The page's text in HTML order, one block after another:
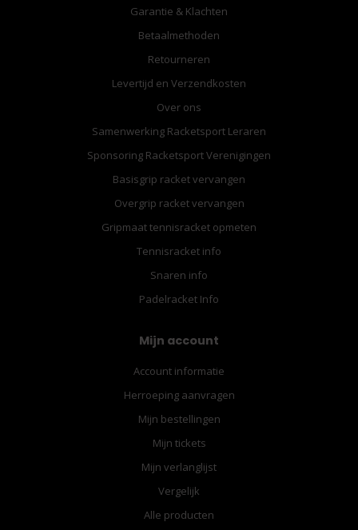
Garantie & Klachten
Betaalmethoden
Retourneren
Levertijd en Verzendkosten
Over ons
Samenwerking Racketsport Leraren
Sponsoring Racketsport Verenigingen
Basisgrip racket vervangen
Overgrip racket vervangen
Gripmaat tennisracket opmeten
Tennisracket info
Snaren info
Padelracket Info
Mijn account
Account informatie
Herroeping aanvragen
Mijn bestellingen
Mijn tickets
Mijn verlanglijst
Vergelijk
Alle producten